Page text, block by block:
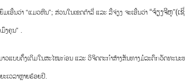
ມເອີ້ນວ່າ “ແມວຫີນ”; ສ່ວນໃນເຂດຕ້າລີ່ ແລະ ລີ້ຈ່ຽງ ຈະເອີ້ນວ່າ “ຈ້ຽງຈີຫູ”(ເ
ງຄຸນ” .
າວແບບດັ້ງເດີມໃນສະໄໝກ່ອນ ແລະ ວິຈິດຕະກໍາສ້າງສັນທາງມໍລະດົກວັດທະນະ
ເວລາຫຼາຍຮ້ອຍປີ.